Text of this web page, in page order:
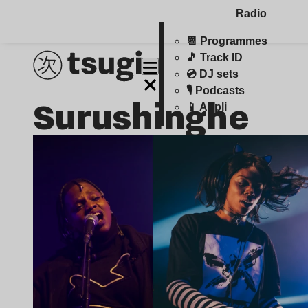
Radio
📆 Programmes
🎵 Track ID
💿 DJ sets
🎙️ Podcasts
📱 Appli
Surushinghe